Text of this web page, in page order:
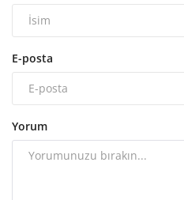
E-posta
Yorum